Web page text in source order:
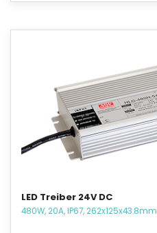
LED Treiber 24V DC
480W, 20A, IP67, 262x125x43.8mm